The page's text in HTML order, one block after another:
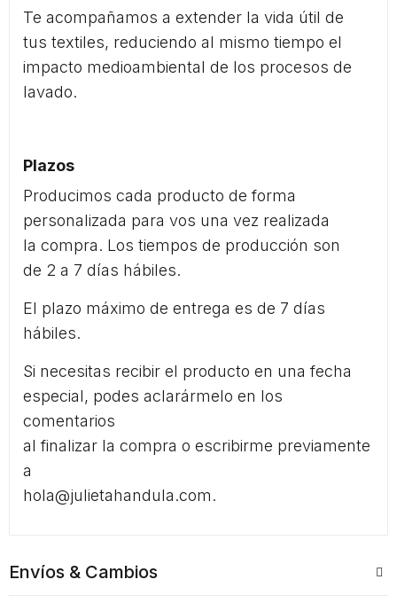
Te acompañamos a extender la vida útil de
tus textiles, reduciendo al mismo tiempo el
impacto medioambiental de los procesos de
lavado.
Plazos
Producimos cada producto de forma
personalizada para vos una vez realizada
la compra. Los tiempos de producción son
de 2 a 7 días hábiles.
El plazo máximo de entrega es de 7 días
hábiles.
Si necesitas recibir el producto en una fecha
especial, podes aclarármelo en los
comentarios
al finalizar la compra o escribirme previamente
a
hola@julietahandula.com.
Envíos & Cambios